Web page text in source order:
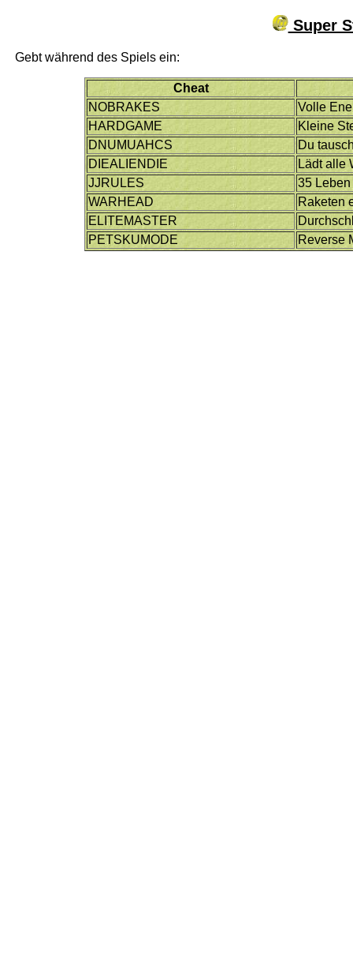
Super
Gebt während des Spiels ein:
Cheat
NOBRAKES
Volle
HARDGAME
Kleine
DNUMUAHCS
Du
DIEALIENDIE
Lädt alle
JJRULES
35
WARHEAD
Raketen
ELITEMASTER
PETSKUMODE
Reverse